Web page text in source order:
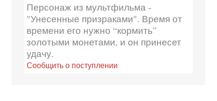
Персонаж из мультфильма -
"Унесенные призраками". Время от
времени его нужно “кормить”
золотыми монетами, и он принесет
удачу.
Сообщить о поступлении